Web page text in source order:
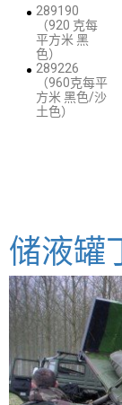
289190
（920 克每
平方米 黑
色）
289226
（960克每平
方米 黑色/沙
土色）
储液罐